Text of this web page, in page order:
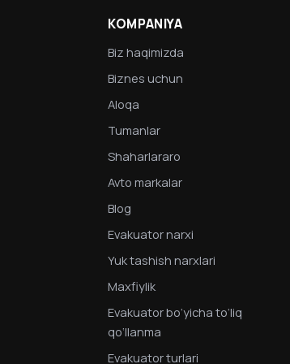
KOMPANIYA
Biz haqimizda
Biznes uchun
Aloqa
Tumanlar
Shaharlararo
Avto markalar
Blog
Evakuator narxi
Yuk tashish narxlari
Maxfiylik
Evakuator bo‘yicha to‘liq
qo‘llanma
Evakuator turlari